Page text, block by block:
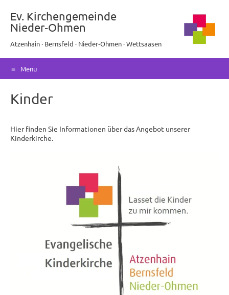
Ev. Kirchengemeinde
Nieder‑Ohmen
Atzenhain · Bernsfeld · Nieder‑Ohmen · Wettsaasen
Menu
to
content
Kinder
Hier finden Sie Informationen über das Angebot unserer
Kinderkirche.